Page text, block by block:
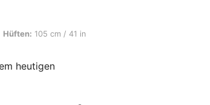
41 in, Brust: 98 cm / 39 in, Taille: 76 cm / 30 in, Farbe:
Hüften: 105 cm / 41 in
heutigen